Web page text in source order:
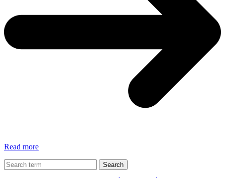
Read moreCinque
–
Search